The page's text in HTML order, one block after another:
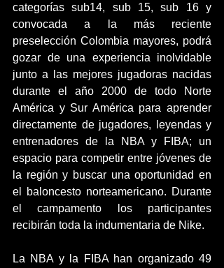
categorías sub14, sub 15, sub 16 y
convocada a la más reciente
preselección Colombia mayores, podrá
gozar de una experiencia inolvidable
junto a las mejores jugadoras nacidas
durante el año 2000 de todo Norte
América y Sur América para aprender
directamente de jugadores, leyendas y
entrenadores de la NBA y FIBA; un
espacio para competir entre jóvenes de
la región y buscar una oportunidad en
el baloncesto norteamericano. Durante
el campamento los participantes
recibirán toda la indumentaria de Nike.
La NBA y la FIBA ​​han organizado 49